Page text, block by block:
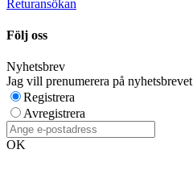
Returansökan
Följ oss
Nyhetsbrev
Jag vill prenumerera på nyhetsbrevet
Registrera
Avregistrera
OK